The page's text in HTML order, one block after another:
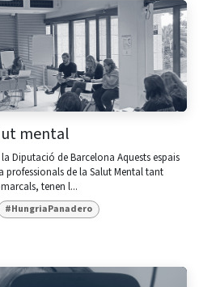
mental
Diputació de Barcelona Aquests espais
de la Salut Mental tant
tenen l...
#HungriaPanadero